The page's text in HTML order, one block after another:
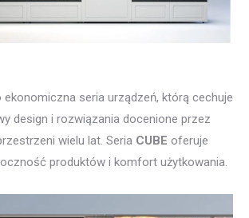
ekonomiczna seria urządzeń, którą cechuje
design i rozwiązania docenione przez
wielu lat. Seria CUBE oferuje
produktów i komfort użytkowania.